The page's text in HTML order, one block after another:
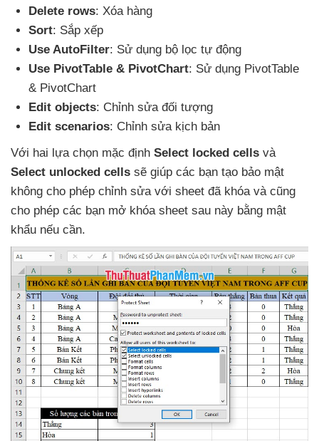
Delete rows: Xóa hàng
Sort: Sắp xếp
Use AutoFilter: Sử dụng bộ lọc tự động
Use PivotTable & PivotChart: Sử dụng PivotTable
& PivotChart
Edit objects: Chỉnh sửa đối tượng
Edit scenarios: Chỉnh sửa kịch bản
Với hai lựa chọn mặc định Select locked cells và
Select unlocked cells sẽ giúp các bạn tạo bảo mật
không cho phép chỉnh sửa với sheet đã khóa và cũng
cho phép các bạn mở khóa sheet sau này bằng mật
khẩu nếu cần.